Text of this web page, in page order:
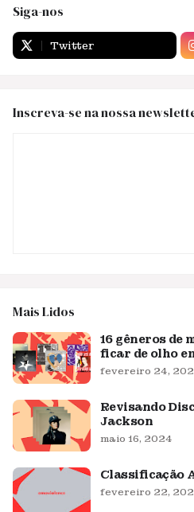
Siga-nos
Twitter
Inscreva-se na nossa
Mais Lidos
16 gêneros de
ficar de olho
fevereiro 24,
Revisando
Jackson
maio 16, 2024
Classificação
fevereiro 22,